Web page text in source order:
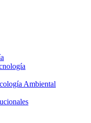
Ambiental